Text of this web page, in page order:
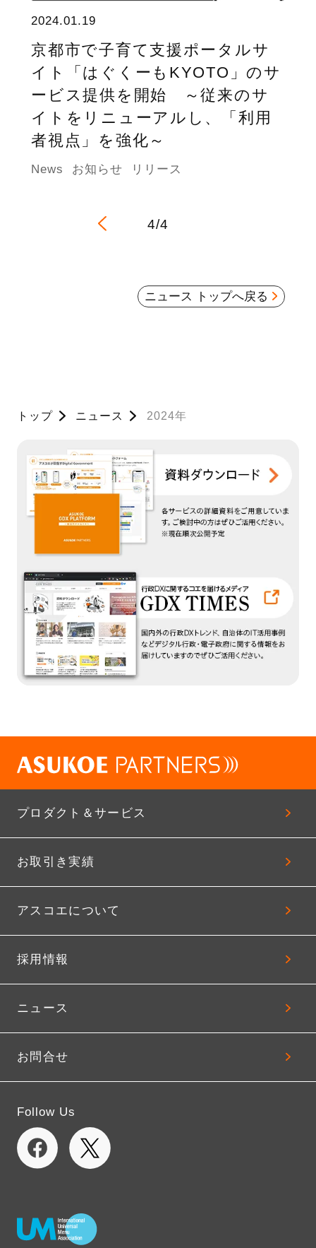
2024.01.19
京都市で子育て支援ポータルサ
イト「はぐくーもKYOTO」のサ
ービス提供を開始 ～従来のサ
イトをリニューアルし、「利用
者視点」を強化～
News お知らせ リリース
4/4
ニュース トップへ戻る
トップ ニュース 2024年
プロダクト＆サービス
お取引き実績
アスコエについて
採用情報
ニュース
お問合せ
Follow Us